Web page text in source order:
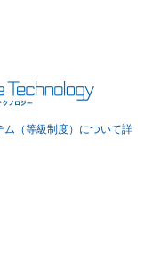
（等級制度）について詳